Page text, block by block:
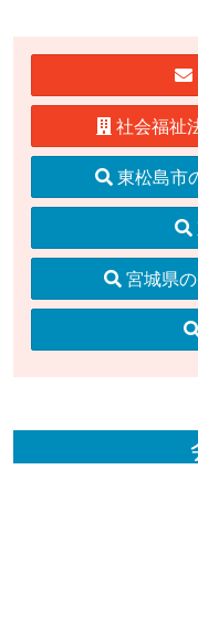
社会福祉
東松島市
宮城県